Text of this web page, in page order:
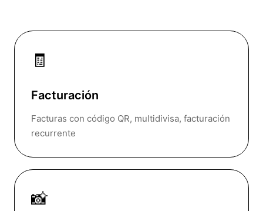
🧾
Facturación
Facturas con código QR, multidivisa, facturación
recurrente
📸